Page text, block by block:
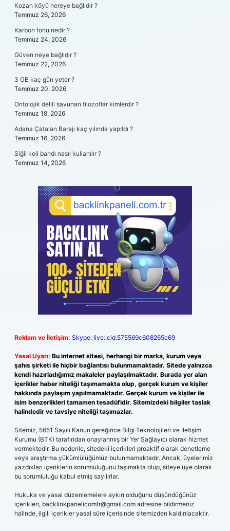
Kozan köyü nereye bağlıdır ?
Temmuz 26, 2026
Karbon fonu nedir ?
Temmuz 24, 2026
Güven neye bağlıdır ?
Temmuz 22, 2026
3 GB kaç gün yeter ?
Temmuz 20, 2026
Ontolojik delili savunan filozoflar kimlerdir ?
Temmuz 18, 2026
Adana Çatalan Barajı kaç yılında yapıldı ?
Temmuz 16, 2026
Siğil koli bandı nasıl kullanılır ?
Temmuz 14, 2026
Reklam ve İletişim: Skype: live:.cid.575569c608265c69
Yasal Uyarı: Bu internet sitesi, herhangi bir marka, kurum veya
şahıs şirketi ile hiçbir bağlantısı bulunmamaktadır. Sitede yalnızca
kendi hazırladığımız makaleler paylaşılmaktadır. Burada yer alan
içerikler haber niteliği taşımamakta olup, gerçek kurum ve kişiler
hakkında paylaşım yapılmamaktadır. Gerçek kurum ve kişiler ile
isim benzerlikleri tamamen tesadüfidir. Sitemizdeki bilgiler taslak
halindedir ve tavsiye niteliği taşımazlar.
Sitemiz, 5651 Sayılı Kanun gereğince Bilgi Teknolojileri ve İletişim
Kurumu (BTK) tarafından onaylanmış bir Yer Sağlayıcı olarak hizmet
vermektedir. Bu nedenle, sitedeki içerikleri proaktif olarak denetleme
veya araştırma yükümlülüğümüz bulunmamaktadır. Ancak, üyelerimiz
yazdıkları içeriklerin sorumluluğunu taşımakta olup, siteye üye olarak
bu sorumluluğu kabul etmiş sayılırlar.
Hukuka ve yasal düzenlemelere aykırı olduğunu düşündüğünüz
içerikleri, backlinkpanelicomtr@gmail.com adresine bildirmeniz
halinde, ilgili içerikler yasal süre içerisinde sitemizden kaldırılacaktır.